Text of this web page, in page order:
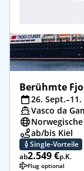
Berühmte
26.
Vasco da
ab/bis Kiel
Single-Vorteile
ab2.549 €p.K.
Flug optional